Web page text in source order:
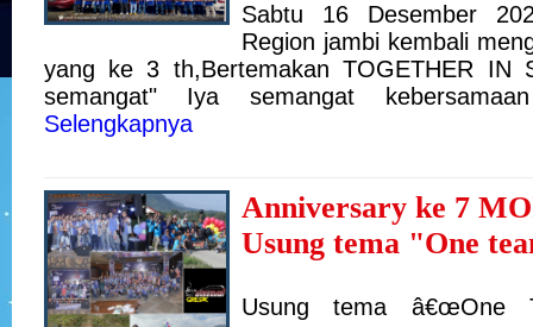
Sabtu 16 Desember
Region jambi kembali
yang ke 3 th,Bertemakan TOGETHER IN
semangat" Iya semangat
Selengkapnya
Anniversary ke 7
Usung tema "One
Usung tema â€œOne